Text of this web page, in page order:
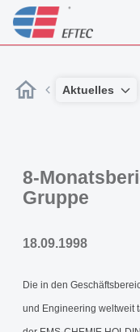
Aktuelles
8-
Gruppe
18.09.1998
Die in den
und Engineering weltweit